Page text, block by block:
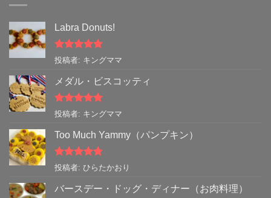
Labra Donuts!
5段階中5の
投稿者: キングママ
メダル・ビスコッティ
5段階中5の
投稿者: キングママ
Too Much Yammy（パンプキン）
5段階中5の
投稿者: ひらたかおり
バースデー・ドッグ・ディナー（お肉料理）